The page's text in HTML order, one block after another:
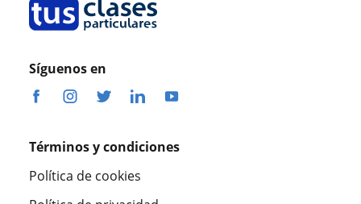
Síguenos en
Términos y condiciones
Política de cookies